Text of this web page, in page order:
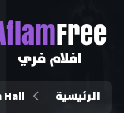
flamFree
افلام فري
الرئيسية Hall